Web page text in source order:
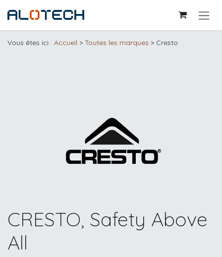
Vous êtes ici : Accueil > Toutes les marques > Cresto
CRESTO, Safety Above
All